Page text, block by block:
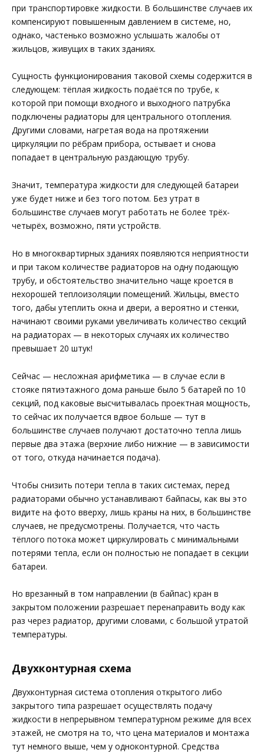
при транспортировке жидкости. В большинстве случаев их
компенсируют повышенным давлением в системе, но,
однако, частенько возможно услышать жалобы от
жильцов, живущих в таких зданиях.
Сущность функционирования таковой схемы содержится в
следующем: тёплая жидкость подаётся по трубе, к
которой при помощи входного и выходного патрубка
подключены радиаторы для центрального отопления.
Другими словами, нагретая вода на протяжении
циркуляции по рёбрам прибора, остывает и снова
попадает в центральную раздающую трубу.
Значит, температура жидкости для следующей батареи
уже будет ниже и без того потом. Без утрат в
большинстве случаев могут работать не более трёх-
четырёх, возможно, пяти устройств.
Но в многоквартирных зданиях появляются неприятности
и при таком количестве радиаторов на одну подающую
трубу, и обстоятельство значительно чаще кроется в
нехорошей теплоизоляции помещений. Жильцы, вместо
того, дабы утеплить окна и двери, а вероятно и стенки,
начинают своими руками увеличивать количество секций
на радиаторах — в некоторых случаях их количество
превышает 20 штук!
Сейчас — несложная арифметика — в случае если в
стояке пятиэтажного дома раньше было 5 батарей по 10
секций, под каковые высчитывалась проектная мощность,
то сейчас их получается вдвое больше — тут в
большинстве случаев получают достаточно тепла лишь
первые два этажа (верхние либо нижние — в зависимости
от того, откуда начинается подача).
Чтобы снизить потери тепла в таких системах, перед
радиаторами обычно устанавливают байпасы, как вы это
видите на фото вверху, лишь краны на них, в большинстве
случаев, не предусмотрены. Получается, что часть
тёплого потока может циркулировать с минимальными
потерями тепла, если он полностью не попадает в секции
батареи.
Но врезанный в том направлении (в байпас) кран в
закрытом положении разрешает перенаправить воду как
раз через радиатор, другими словами, с большой утратой
температуры.
Двухконтурная схема
Двухконтурная система отопления открытого либо
закрытого типа разрешает осуществлять подачу
жидкости в непрерывном температурном режиме для всех
этажей, не смотря на то, что цена материалов и монтажа
тут немного выше, чем у одноконтурной. Средства